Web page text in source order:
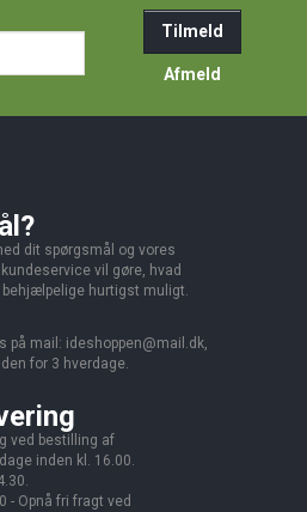
Tilmeld
Afmeld
dit spørgsmål og vores
vil gøre, hvad
hurtigst muligt.
på mail: ideshoppen@mail.dk,
for 3 hverdage.
ved bestilling af
inden kl. 16.00.
- Opnå fri fragt ved